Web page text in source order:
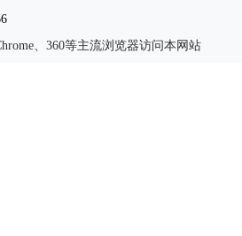
、360等主流浏览器访问本网站